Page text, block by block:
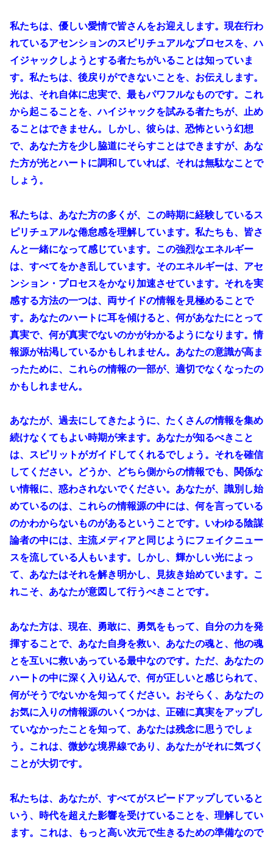
私たちは、優しい愛情で皆さんをお迎えします。現在行わ
れているアセンションのスピリチュアルなプロセスを、ハ
イジャックしようとする者たちがいることは知っていま
す。私たちは、後戻りができないことを、お伝えします。
光は、それ自体に忠実で、最もパワフルなものです。これ
から起こることを、ハイジャックを試みる者たちが、止め
ることはできません。しかし、彼らは、恐怖という幻想
で、あなた方を少し脇道にそらすことはできますが、あな
た方が光とハートに調和していれば、それは無駄なことで
しょう。
私たちは、あなた方の多くが、この時期に経験しているス
ピリチュアルな倦怠感を理解しています。私たちも、皆さ
んと一緒になって感じています。この強烈なエネルギー
は、すべてをかき乱しています。そのエネルギーは、アセ
ンション・プロセスをかなり加速させています。それを実
感する方法の一つは、両サイドの情報を見極めることで
す。あなたのハートに耳を傾けると、何があなたにとって
真実で、何が真実でないのかがわかるようになります。情
報源が枯渇しているかもしれません。あなたの意識が高ま
ったために、これらの情報の一部が、適切でなくなったの
かもしれません。
あなたが、過去にしてきたように、たくさんの情報を集め
続けなくてもよい時期が来ます。あなたが知るべきこと
は、スピリットがガイドしてくれるでしょう。それを確信
してください。どうか、どちら側からの情報でも、関係な
い情報に、惑わされないでください。あなたが、識別し始
めているのは、これらの情報源の中には、何を言っている
のかわからないものがあるということです。いわゆる陰謀
論者の中には、主流メディアと同じようにフェイクニュー
スを流している人もいます。しかし、輝かしい光によっ
て、あなたはそれを解き明かし、見抜き始めています。こ
れこそ、あなたが意図して行うべきことです。
あなた方は、現在、勇敢に、勇気をもって、自分の力を発
揮することで、あなた自身を救い、あなたの魂と、他の魂
とを互いに救いあっている最中なのです。ただ、あなたの
ハートの中に深く入り込んで、何が正しいと感じられて、
何がそうでないかを知ってください。おそらく、あなたの
お気に入りの情報源のいくつかは、正確に真実をアップし
ていなかったことを知って、あなたは残念に思うでしょ
う。これは、微妙な境界線であり、あなたがそれに気づく
ことが大切です。
私たちは、あなたが、すべてがスピードアップしていると
いう、時代を超えた影響を受けていることを、理解してい
ます。これは、もっと高い次元で生きるための準備なので